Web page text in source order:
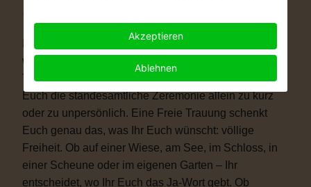
Immer mehr Paare wünschen sich eine Hochzeit, die
wirklich zu ihnen passt. Vielleicht ist eine kirchliche
Trauung nicht das Richtige für Euch. Vielleicht ist
Euch die standesamtliche Zeremonie allein zu kurz
oder zu unpersönlich. Eine Freie Trauung schenkt
Euch genau das, was Ihr Euch wünscht: völlige
Freiheit. Ob auf einer Wiese, am See, im Schloss, in
einer Scheune oder im eigenen Garten – Ihr
entscheidet, wo Ihr Euch das Ja-Wort gebt. Ob
Akzeptieren
Ablehnen